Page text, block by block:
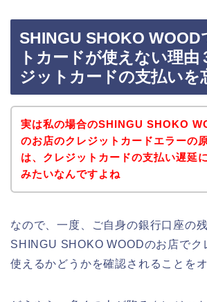
SHINGU SHOKO WOOD
トカードが使えない理由
ジットカードの支払いを
実は私の場合のSHINGU SHOKO
のお店のクレジットカードエラーの
は、クレジットカードの支払い遅延
みたいなんですよね
なので、一度、ご自身の銀行口座の
SHINGU SHOKO WOODのお店でク
使えるかどうかを確認されることを